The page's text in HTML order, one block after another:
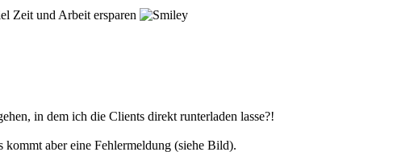
Zeit und Arbeit ersparen
in dem ich die Clients direkt runterladen lasse?!
kommt aber eine Fehlermeldung (siehe Bild).